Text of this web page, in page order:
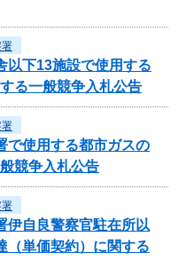
署
下13施設で使用する
る一般競争入札公告
署
使用する都市ガスの
競争入札公告
署
自良警察官駐在所以
（単価契約）に関する